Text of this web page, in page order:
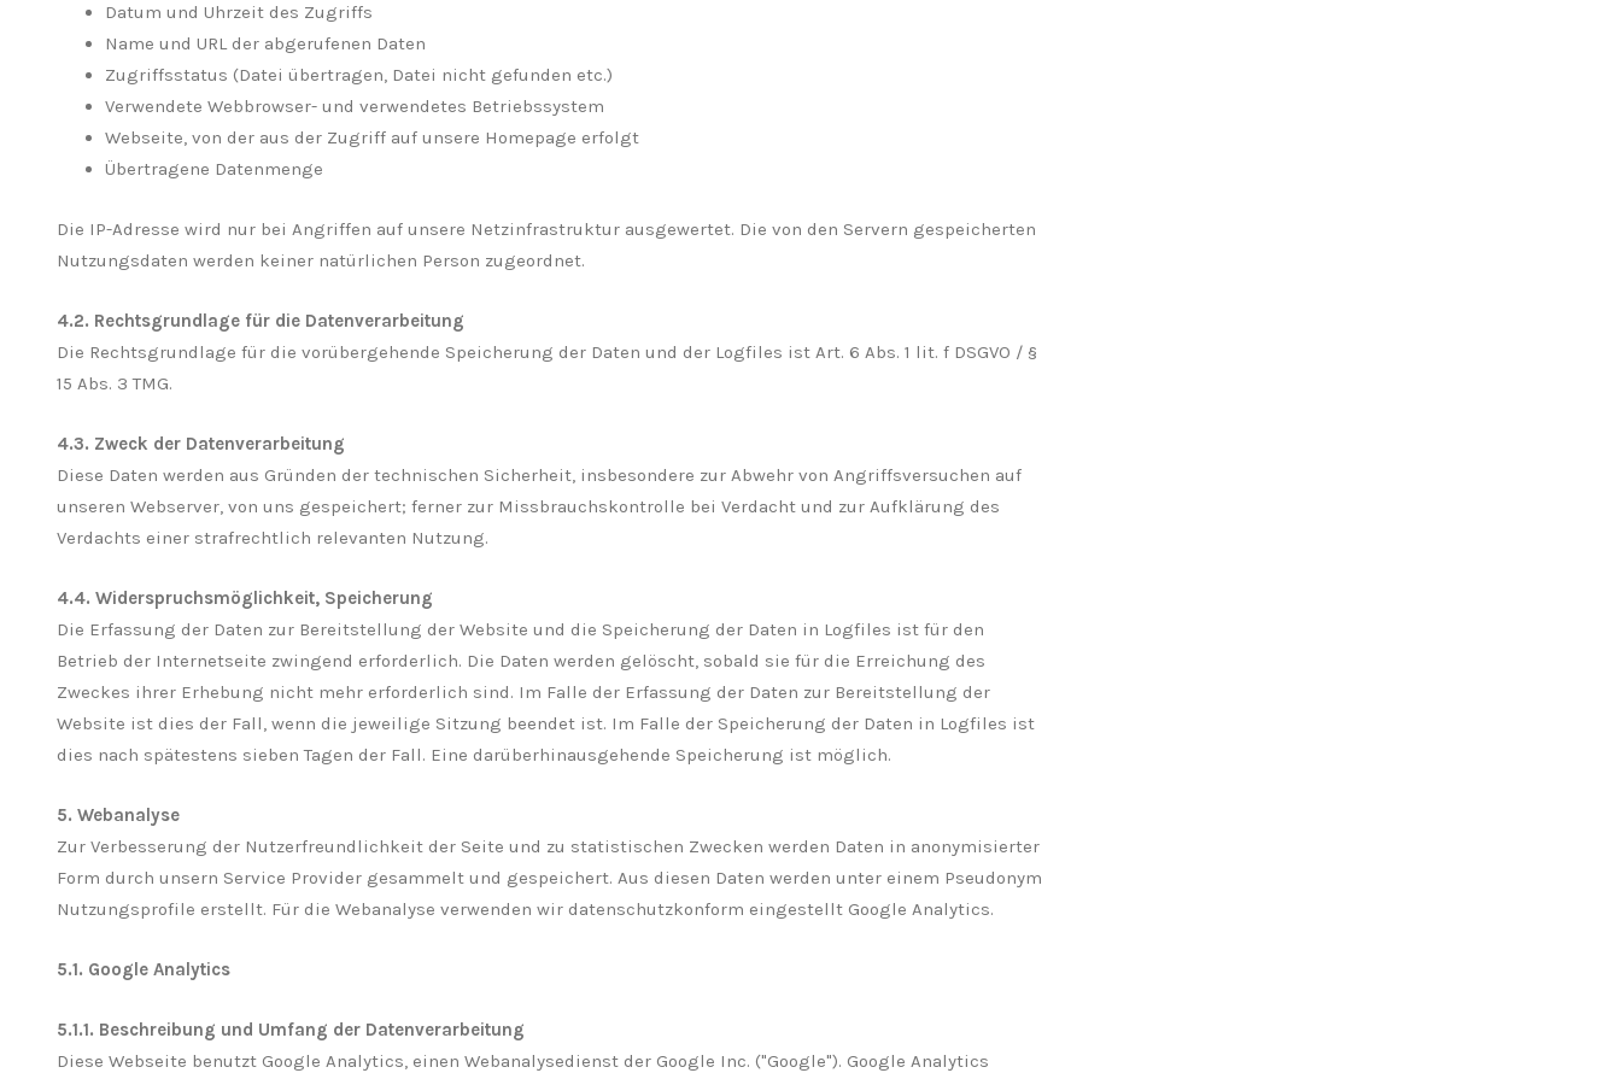
Datum und Uhrzeit des Zugriffs
Name und URL der abgerufenen Daten
Zugriffsstatus (Datei übertragen, Datei nicht gefunden etc.)
Verwendete Webbrowser- und verwendetes Betriebssystem
Webseite, von der aus der Zugriff auf unsere Homepage erfolgt
Übertragene Datenmenge
Die IP-Adresse wird nur bei Angriffen auf unsere Netzinfrastruktur ausgewertet. Die von den Servern gespeicherten
Nutzungsdaten werden keiner natürlichen Person zugeordnet.
4.2. Rechtsgrundlage für die Datenverarbeitung
Die Rechtsgrundlage für die vorübergehende Speicherung der Daten und der Logfiles ist Art. 6 Abs. 1 lit. f DSGVO / §
15 Abs. 3 TMG.
4.3. Zweck der Datenverarbeitung
Diese Daten werden aus Gründen der technischen Sicherheit, insbesondere zur Abwehr von Angriffsversuchen auf
unseren Webserver, von uns gespeichert; ferner zur Missbrauchskontrolle bei Verdacht und zur Aufklärung des
Verdachts einer strafrechtlich relevanten Nutzung.
4.4. Widerspruchsmöglichkeit, Speicherung
Die Erfassung der Daten zur Bereitstellung der Website und die Speicherung der Daten in Logfiles ist für den
Betrieb der Internetseite zwingend erforderlich. Die Daten werden gelöscht, sobald sie für die Erreichung des
Zweckes ihrer Erhebung nicht mehr erforderlich sind. Im Falle der Erfassung der Daten zur Bereitstellung der
Website ist dies der Fall, wenn die jeweilige Sitzung beendet ist. Im Falle der Speicherung der Daten in Logfiles ist
dies nach spätestens sieben Tagen der Fall. Eine darüberhinausgehende Speicherung ist möglich.
5. Webanalyse
Zur Verbesserung der Nutzerfreundlichkeit der Seite und zu statistischen Zwecken werden Daten in anonymisierter
Form durch unsern Service Provider gesammelt und gespeichert. Aus diesen Daten werden unter einem Pseudonym
Nutzungsprofile erstellt. Für die Webanalyse verwenden wir datenschutzkonform eingestellt Google Analytics.
5.1. Google Analytics
5.1.1. Beschreibung und Umfang der Datenverarbeitung
Diese Webseite benutzt Google Analytics, einen Webanalysedienst der Google Inc. ("Google"). Google Analytics